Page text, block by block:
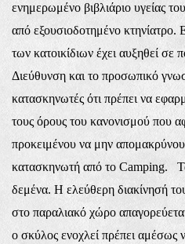
ενημερωμένο βιβλιάριο υγείας
από εξουσιοδοτημένο κτηνίατρο.
των κατοικίδιων έχει αυξηθεί
Διεύθυνση και το προσωπικό
κατασκηνωτές ότι πρέπει να
τους όρους του κανονισμού που
προκειμένου να μην
κατασκηνωτή από το Camping. Τα
δεμένα. Η ελεύθερη διακίνησή
στο παραλιακό χώρο
ο σκύλος ενοχλεί πρέπει αμέσως